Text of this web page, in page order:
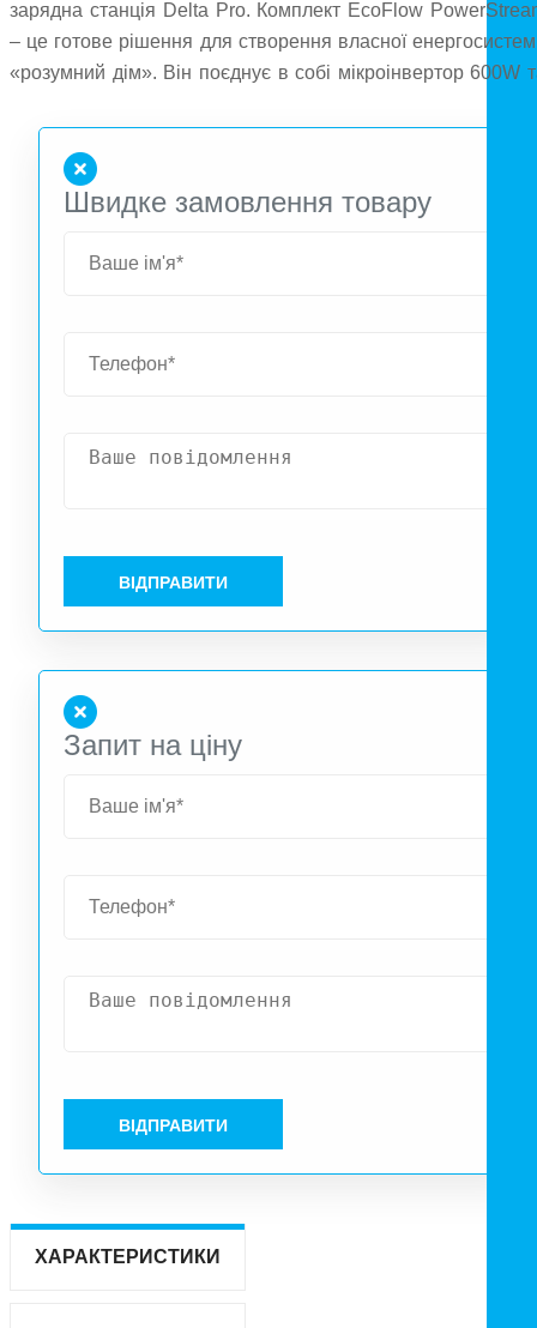
зарядна станція Delta Pro. Комплект EcoFlow
– це готове рішення для створення власної
«розумний дім». Він поєднує в собі мікроінвертор 600W
дозволяє ефективно використовувати сонячну
вдень і вночі, зменшуючи рахунки за електроенергію
забезпечуючи енергетичну незалежність. 🔹
струму для живлення приладів у реальному часі.
вдень і використовувати його вночі. Моніторинг
Plug для оптимального розподілу енергії.
Швидке замовлення товару
ВІДПРАВИТИ
Запит на ціну
ВІДПРАВИТИ
ХАРАКТЕРИСТИКИ